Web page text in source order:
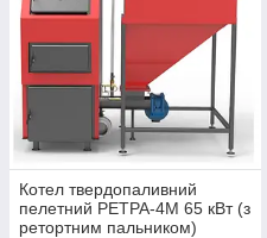
Котел твердопаливний
пелетний РЕТРА-4М 65 кВт (з
ретортним пальником)